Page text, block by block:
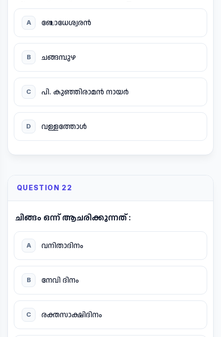
A ബോധേശ്വരൻ
B ചങ്ങമ്പുഴ
C പി. കുഞ്ഞിരാമൻ നായർ
D വള്ളത്തോൾ
QUESTION 22
ചിങ്ങം ഒന്ന് ആചരിക്കുന്നത് :
A വനിതാദിനം
B നേവി ദിനം
C രക്തസാക്ഷിദിനം